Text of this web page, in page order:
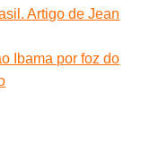
Artigo de Jean
Ibama por foz do